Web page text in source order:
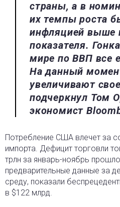
страны, а в
их темпы роста
инфляцией выше
показателя.
мире по ВВП все
На данный
увеличивают
подчеркнул Том
экономист
Потребление США влечет за
импорта. Дефицит торговли
трлн за январь-ноябрь
предварительные данные за
среду, показали
в $122 млрд.